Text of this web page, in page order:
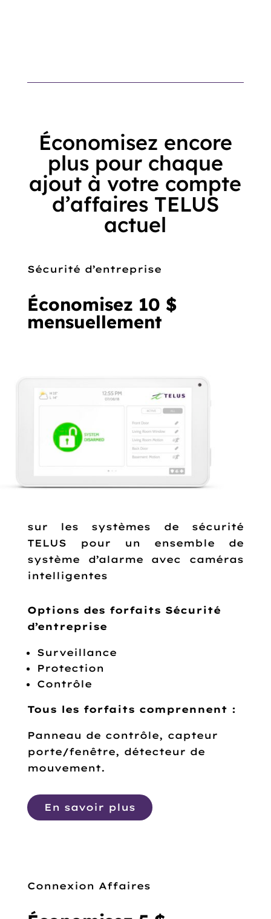
Économisez encore
plus pour chaque
ajout à votre compte
d’affaires TELUS
actuel
Sécurité d’entreprise
Économisez 10 $
mensuellement
sur les systèmes de sécurité
TELUS pour un ensemble de
système d’alarme avec caméras
intelligentes
Options des forfaits Sécurité
d’entreprise
Surveillance
Protection
Contrôle
Tous les forfaits comprennent :
Panneau de contrôle, capteur
porte/fenêtre, détecteur de
mouvement.
En savoir plus
Connexion Affaires